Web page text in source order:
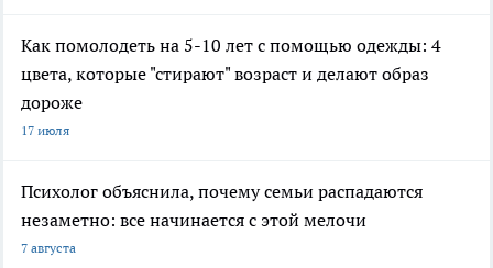
Как помолодеть на 5-10 лет с помощью одежды: 4
цвета, которые "стирают" возраст и делают образ
дороже
17 июля
Психолог объяснила, почему семьи распадаются
незаметно: все начинается с этой мелочи
7 августа